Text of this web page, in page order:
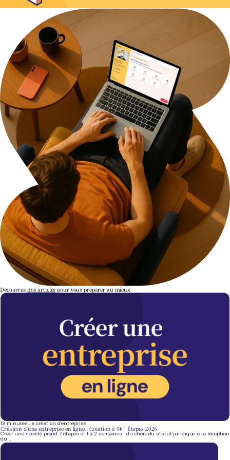
Découvrez nos articles pour vous préparer au mieux
13 minutesLa création d'entreprise
Création d'une entreprise en ligne | Création à 0€ | Étapes 2026
Créer une société prend 7 étapes et 1 à 2 semaines : du choix du statut juridique à la réception
du ...